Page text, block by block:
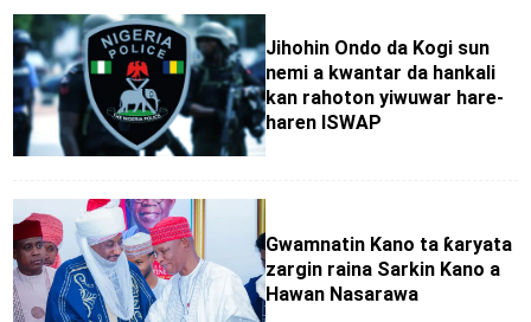
Jihohin Ondo da Kogi sun
nemi a kwantar da hankali
kan rahoton yiwuwar hare-
haren ISWAP
Gwamnatin Kano ta ƙaryata
zargin raina Sarkin Kano a
Hawan Nasarawa